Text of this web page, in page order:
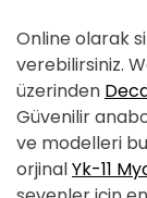
Online olarak
verebilirsiniz.
üzerinden
Güvenilir
ve modelleri
orjinalYk-11